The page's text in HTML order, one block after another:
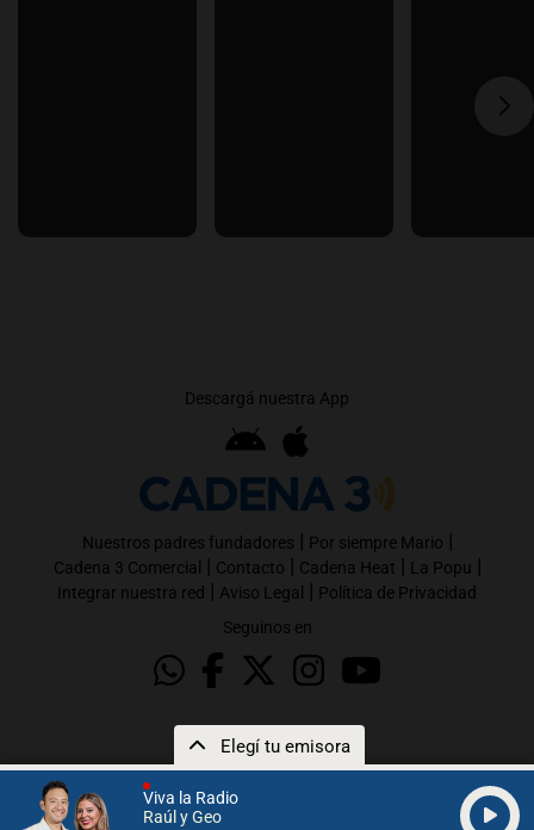
Viva la Radio
Raúl y Geo
Elegí tu emisora
Descargá nuestra App
Nuestros padres fundadores | Por siempre Mario |
Cadena 3 Comercial | Contacto | Cadena Heat | La Popu |
Integrar nuestra red | Aviso Legal | Política de Privacidad
Seguinos en